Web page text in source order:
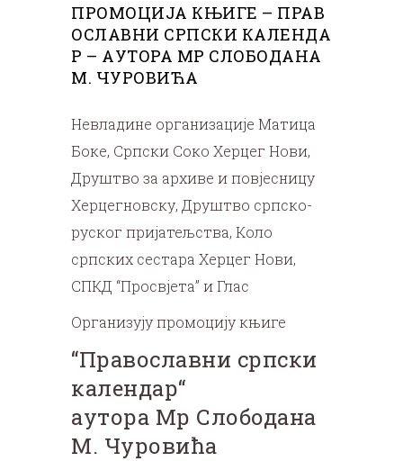
ПРОМОЦИЈА КЊИГЕ – ПРАВ
ОСЛАВНИ СРПСКИ КАЛЕНДА
Р – АУТОРА МР СЛОБОДАНА
М. ЧУРОВИЋА
Невладине организације Матица
Боке, Српски Соко Херцег Нови,
Друштво за архиве и повјесницу
Херцегновску, Друштво српско-
руског пријатељства, Коло
српских сестара Херцег Нови,
СПКД “Просвјета” и Глас
Организују промоцију књиге
“Православни српски
календар“
аутора Мр Слободана
М. Чуровића